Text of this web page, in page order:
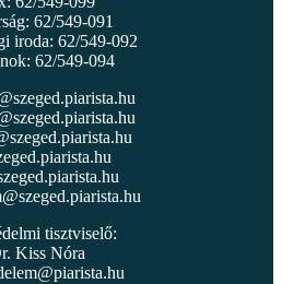
62/549-091
iroda: 62/549-092
62/549-094
tisztviselő:
Kiss Nóra